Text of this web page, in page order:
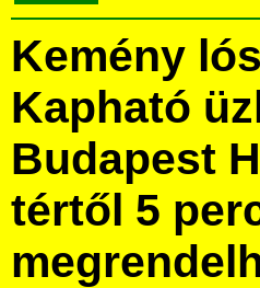
Kemény
Kapható
Budapest
tértől 5